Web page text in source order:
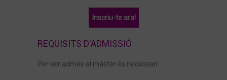
Inscriu-te ara!
REQUISITS D'ADMISSIÓ
Per ser admès al màster és necessari: